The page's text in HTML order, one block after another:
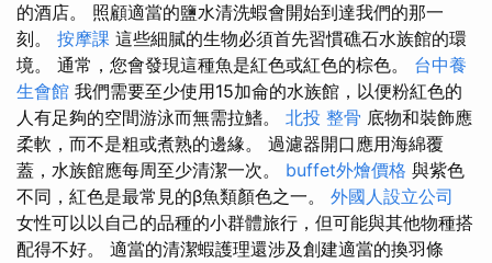
的酒店。 照顧適當的鹽水清洗蝦會開始到達我們的那一
刻。 按摩課 這些細膩的生物必須首先習慣礁石水族館的環
境。 通常，您會發現這種魚是紅色或紅色的棕色。 台中養
生會館 我們需要至少使用15加侖的水族館，以便粉紅色的
人有足夠的空間游泳而無需拉鰭。 北投 整骨 底物和裝飾應
柔軟，而不是粗或煮熟的邊緣。 過濾器開口應用海綿覆
蓋，水族館應每周至少清潔一次。 buffet外燴價格 與紫色
不同，紅色是最常見的β魚類顏色之一。 外國人設立公司
女性可以以自己的品種的小群體旅行，但可能與其他物種搭
配得不好。 適當的清潔蝦護理還涉及創建適當的換羽條